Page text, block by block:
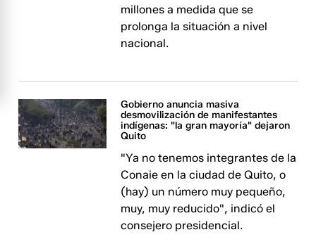
millones a medida que se
prolonga la situación a nivel
nacional.
Gobierno anuncia masiva
desmovilización de manifestantes
indígenas: "la gran mayoría" dejaron
Quito
"Ya no tenemos integrantes de la
Conaie en la ciudad de Quito, o
(hay) un número muy pequeño,
muy, muy reducido", indicó el
consejero presidencial.